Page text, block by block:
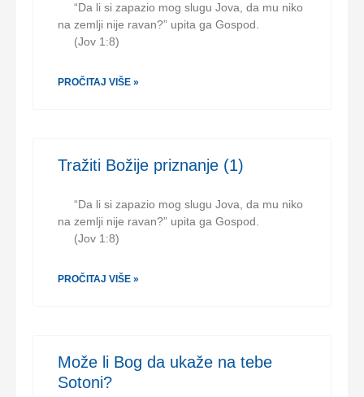
“Da li si zapazio mog slugu Jova, da mu niko
na zemlji nije ravan?” upita ga Gospod.
(Jov 1:8)
PROČITAJ VIŠE »
Tražiti Božije priznanje (1)
“Da li si zapazio mog slugu Jova, da mu niko
na zemlji nije ravan?” upita ga Gospod.
(Jov 1:8)
PROČITAJ VIŠE »
Može li Bog da ukaže na tebe
Sotoni?